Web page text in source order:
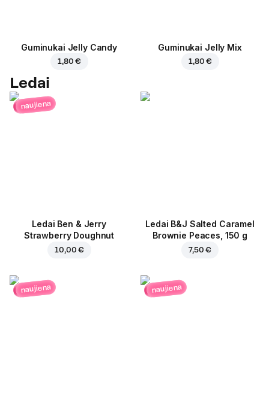
Guminukai Jelly Candy
1,80 €
Guminukai Jelly Mix
1,80 €
Ledai
naujiena
Ledai Ben & Jerry
Strawberry Doughnut
10,00 €
Ledai B&J Salted Caramel
Brownie Peaces, 150 g
7,50 €
naujiena naujiena